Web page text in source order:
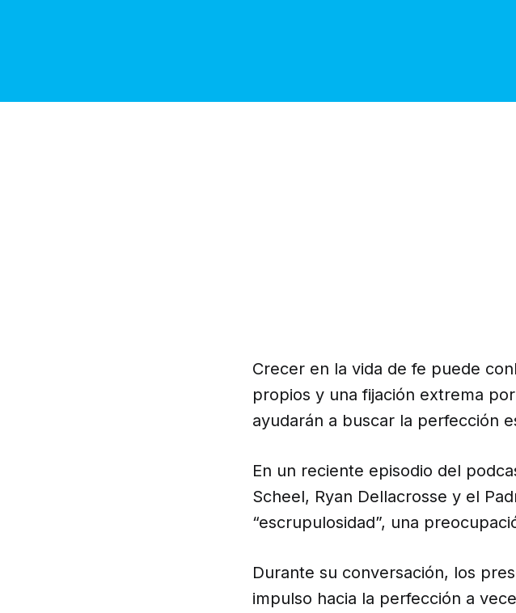
Crecer en la vida de fe puede
propios y una fijación extrema
ayudarán a buscar la perfección
En un reciente episodio del
Scheel, Ryan Dellacrosse y el
“escrupulosidad”, una
Durante su conversación, los
impulso hacia la perfección a